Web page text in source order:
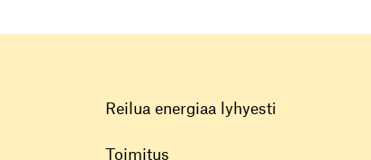
Reilua energiaa lyhyesti
Toimitus